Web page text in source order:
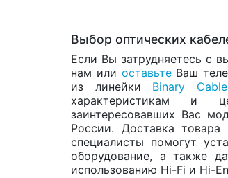
Выбор оптических
Если Вы затрудняетесь с
нам или оставьтеВаш
из линейки Binary
характеристикам и
заинтересовавших Вас
России. Доставка
специалисты помогут
оборудование, а также
использованию Hi-Fi и Hi-